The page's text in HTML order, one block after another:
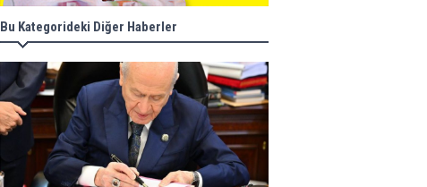
Bu Kategorideki Diğer Haberler